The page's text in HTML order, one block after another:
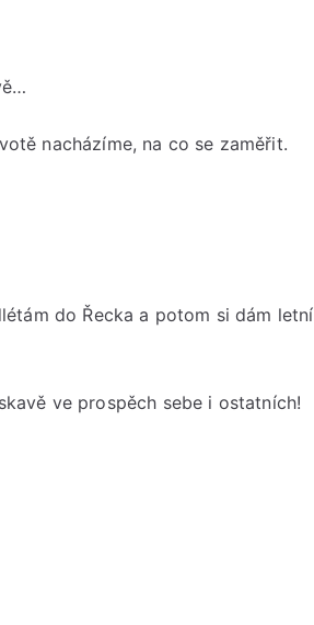
nacházíme, na co se zaměřit.
do Řecka a potom si dám letní
ve prospěch sebe i ostatních!